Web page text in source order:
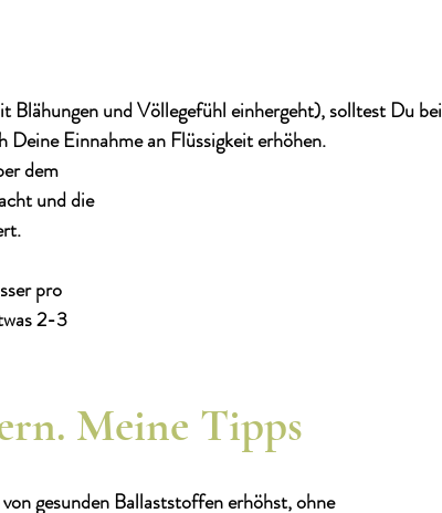
Blähungen und Völlegefühl einhergeht), solltest Du bei
Einnahme an Flüssigkeit erhöhen.
dem
und die
pro
2-3
Meine Tipps
gesunden Ballaststoffen erhöhst, ohne